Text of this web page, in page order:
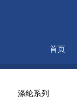
首页
涤纶系列